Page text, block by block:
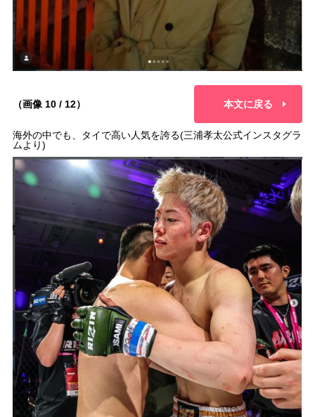
（画像 10 / 12） 本文に戻る
海外の中でも、タイで高い人気を誇る(三浦孝太公式インスタグラ
ムより)